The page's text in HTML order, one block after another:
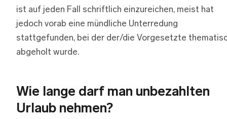
ist auf jeden Fall schriftlich einzureichen, meist hat
jedoch vorab eine mündliche Unterredung
stattgefunden, bei der der/die Vorgesetzte
abgeholt wurde.
Wie lange darf man unbezahlten
Urlaub nehmen?